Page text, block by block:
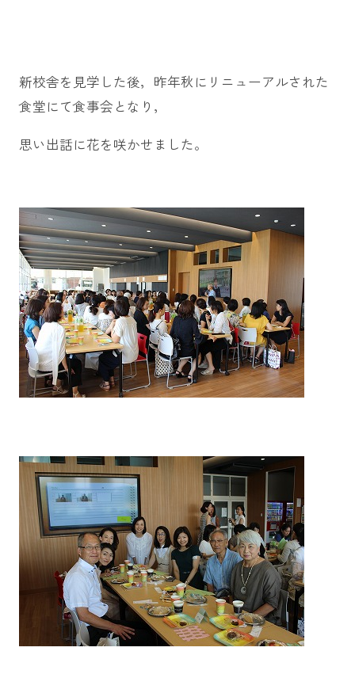
新校舎を見学した後，昨年秋にリニューアルされた
食堂にて食事会となり，
思い出話に花を咲かせました。